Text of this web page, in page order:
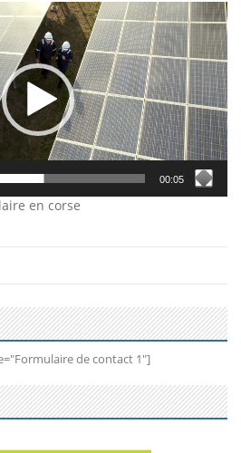
00:05
en corse
de contact 1"]